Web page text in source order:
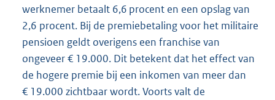
werknemer betaalt 6,6 procent en een opslag van
2,6 procent. Bij de premiebetaling voor het militaire
pensioen geldt overigens een franchise van
ongeveer € 19.000. Dit betekent dat het effect van
de hogere premie bij een inkomen van meer dan
€ 19.000 zichtbaar wordt. Voorts valt de